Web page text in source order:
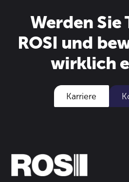
Werden Sie
ROSI und
wirklich
Karriere